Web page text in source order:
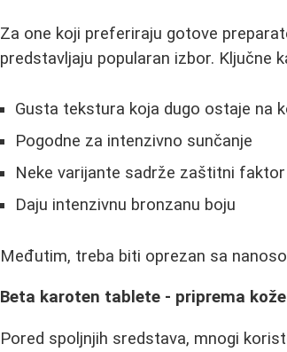
Za one koji preferiraju gotove
predstavljaju popularan izbor. Ključne
Gusta tekstura koja dugo ostaje na
Pogodne za intenzivno sunčanje
Neke varijante sadrže zaštitni faktor
Daju intenzivnu bronzanu boju
Međutim, treba biti oprezan sa
Beta karoten tablete - priprema
Pored spoljnjih sredstava, mnogi